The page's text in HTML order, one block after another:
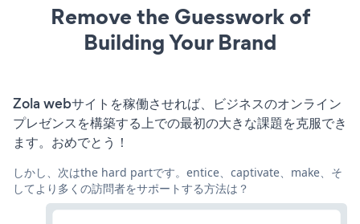
Remove the Guesswork of
Building Your Brand
Zola webサイトを稼働させれば、ビジネスのオンライン
プレゼンスを構築する上での最初の大きな課題を克服でき
ます。おめでとう！
しかし、次はthe hard partです。entice、captivate、make、そ
してより多くの訪問者をサポートする方法は？